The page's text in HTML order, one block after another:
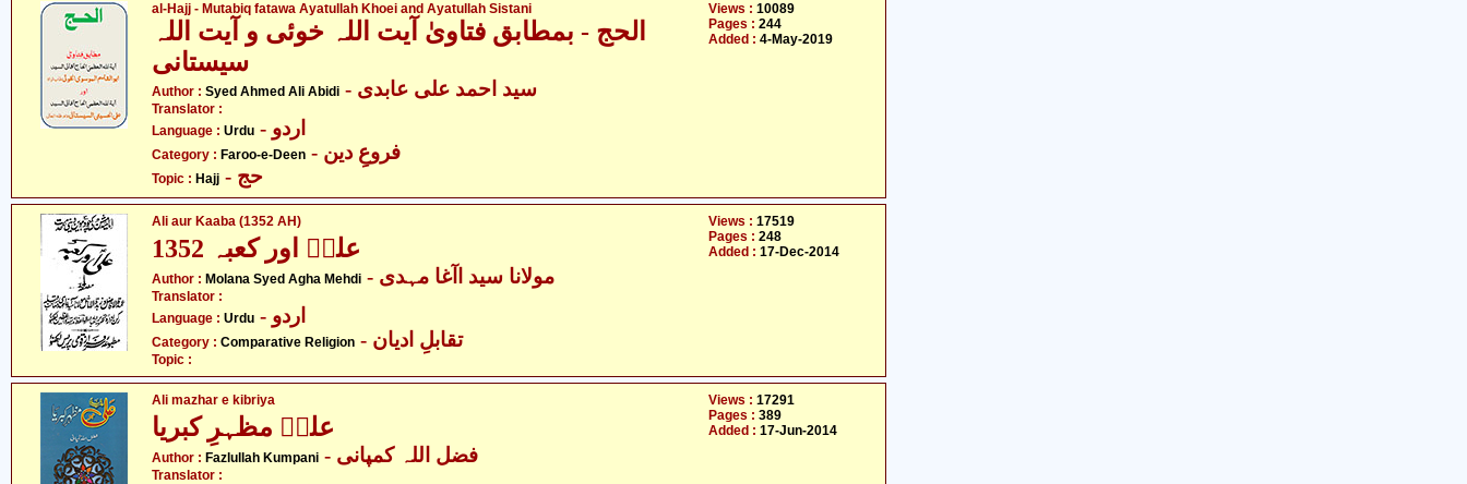
al-Hajj - Mutabiq fatawa Ayatullah Khoei and Ayatullah Sistani
الحج - بمطابق فتاویٰ آیت اللہ خوئی و آیت اللہ
سیستانی
Author : Syed Ahmed Ali Abidi - سید احمد علی عابدی
Translator :
Language : Urdu - اردو
Category : Faroo-e-Deen - فروعِ دین
Topic : Hajj - حج
Views : 10089
Pages : 244
Added : 4-May-2019
Ali aur Kaaba (1352 AH)
1352 علیؑ اور کعبہ
Author : Molana Syed Agha Mehdi - مولانا سید اآغا مہدی
Translator :
Language : Urdu - اردو
Category : Comparative Religion - تقابلِ ادیان
Topic :
Views : 17519
Pages : 248
Added : 17-Dec-2014
Ali mazhar e kibriya
علیؑ مظہرِ کبریا
Author : Fazlullah Kumpani - فضل اللہ کمپانی
Translator :
Views : 17291
Pages : 389
Added : 17-Jun-2014